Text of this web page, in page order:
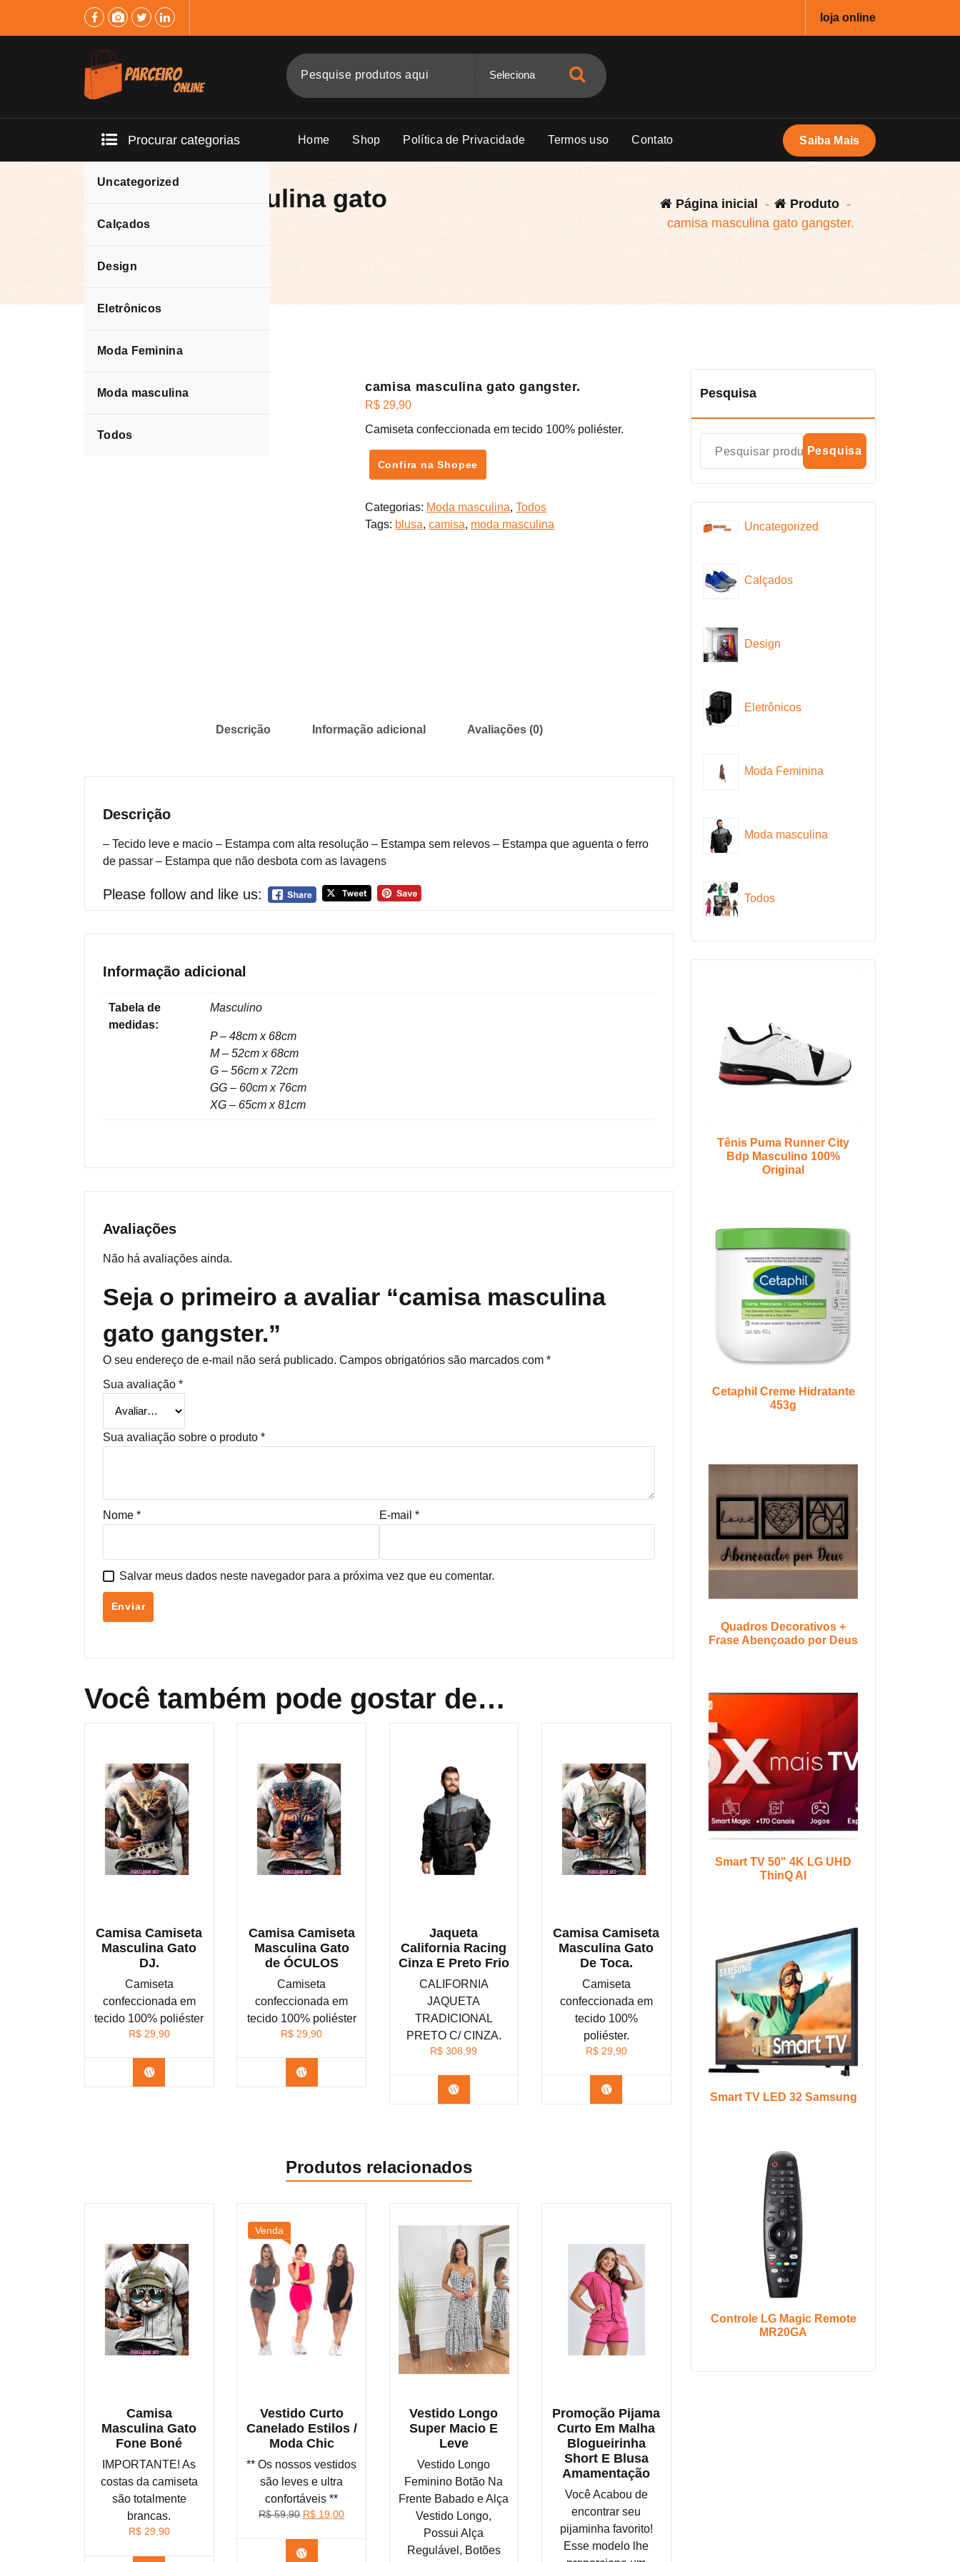
loja online
Procurar categorias
Uncategorized
Calçados
Design
Eletrônicos
Moda Feminina
Moda masculina
Todos
Home Shop Política de Privacidade Termos uso Contato Saiba Mais
camisa masculina gato
gangster.
Página inicial - Produto -
camisa masculina gato gangster.
camisa masculina gato gangster.
R$ 29,90
Camiseta confeccionada em tecido 100% poliéster.
Confira na Shopee
Categorias: Moda masculina, Todos
Tags: blusa, camisa, moda masculina
Descrição Informação adicional Avaliações (0)
Descrição
– Tecido leve e macio – Estampa com alta resolução – Estampa sem relevos – Estampa que aguenta o ferro
de passar – Estampa que não desbota com as lavagens
Please follow and like us:
Informação adicional
Tabela de
medidas:
Masculino
P – 48cm x 68cm
M – 52cm x 68cm
G – 56cm x 72cm
GG – 60cm x 76cm
XG – 65cm x 81cm
Avaliações
Não há avaliações ainda.
Seja o primeiro a avaliar “camisa masculina
gato gangster.”
O seu endereço de e-mail não será publicado. Campos obrigatórios são marcados com *
Sua avaliação *
Sua avaliação sobre o produto *
Nome * E-mail *
Salvar meus dados neste navegador para a próxima vez que eu comentar.
Você também pode gostar de…
Camisa Camiseta
Masculina Gato
DJ.
Camiseta
confeccionada em
tecido 100% poliéster
R$29,90
Confira na Shopee
Camisa Camiseta
Masculina Gato
de ÓCULOS
Camiseta
confeccionada em
tecido 100% poliéster
R$ 29,90
Confira na Shopee
Jaqueta
California Racing
Cinza E Preto Frio
CALIFORNIA
JAQUETA
TRADICIONAL
PRETO C/ CINZA.
R$ 308,99
Confira na Shopee
Camisa Camiseta
Masculina Gato
De Toca.
Camiseta
confeccionada em
tecido 100%
poliéster.
R$29,90
Confira na Shopee
Produtos relacionados
Camisa
Masculina Gato
Fone Boné
IMPORTANTE! As
costas da camiseta
são totalmente
brancas.
R$29,90
Venda
Vestido Curto
Canelado Estilos /
Moda Chic
** Os nossos vestidos
são leves e ultra
confortáveis **
R$59,90 O
original
era:
R$ 19,00O
Confira na Shopee
Vestido Longo
Super Macio E
Leve
Vestido Longo
Feminino Botão Na
Frente Babado e Alça
Vestido Longo,
Possui Alça
Regulável, Botões
Promoção Pijama
Curto Em Malha
Blogueirinha
Short E Blusa
Amamentação
Você Acabou de
encontrar seu
pijaminha favorito!
Esse modelo lhe
Pesquisa
Pesquisa
Uncategorized
Calçados
Design
Eletrônicos
Moda Feminina
Moda masculina
Todos
Tênis Puma Runner City
Bdp Masculino 100%
Original
Cetaphil Creme Hidratante
453g
Quadros Decorativos +
Frase Abençoado por Deus
Smart TV 50" 4K LG UHD
ThinQ AI
Smart TV LED 32 Samsung
Controle LG Magic Remote
MR20GA